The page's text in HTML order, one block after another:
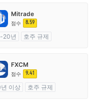
Mitrade
점수 8.59
20년
호주 규제
연구개발
FXCM
점수 9.41
이상
호주 규제